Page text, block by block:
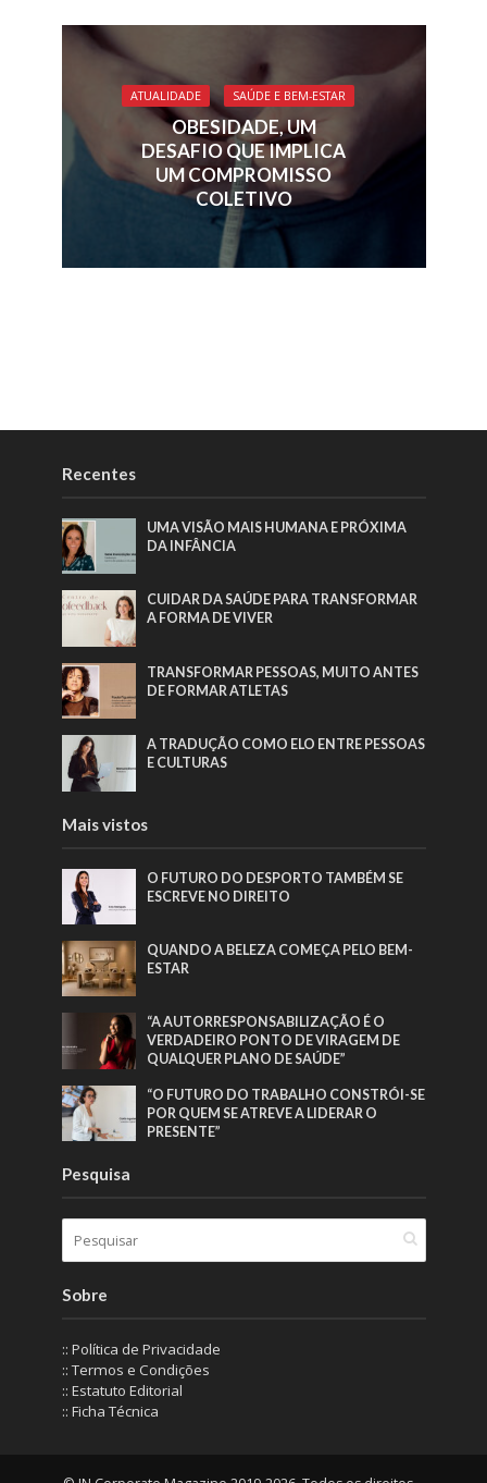
ATUALIDADE SAÚDE E BEM-ESTAR
OBESIDADE, UM
DESAFIO QUE IMPLICA
UM COMPROMISSO
COLETIVO
Recentes
UMA VISÃO MAIS HUMANA E PRÓXIMA
DA INFÂNCIA
CUIDAR DA SAÚDE PARA TRANSFORMAR
A FORMA DE VIVER
TRANSFORMAR PESSOAS, MUITO ANTES
DE FORMAR ATLETAS
A TRADUÇÃO COMO ELO ENTRE PESSOAS
E CULTURAS
Mais vistos
O FUTURO DO DESPORTO TAMBÉM SE
ESCREVE NO DIREITO
QUANDO A BELEZA COMEÇA PELO BEM-
ESTAR
“A AUTORRESPONSABILIZAÇÃO É O
VERDADEIRO PONTO DE VIRAGEM DE
QUALQUER PLANO DE SAÚDE”
“O FUTURO DO TRABALHO CONSTRÓI-SE
POR QUEM SE ATREVE A LIDERAR O
PRESENTE”
Pesquisa
Sobre
:: Política de Privacidade
:: Termos e Condições
:: Estatuto Editorial
:: Ficha Técnica